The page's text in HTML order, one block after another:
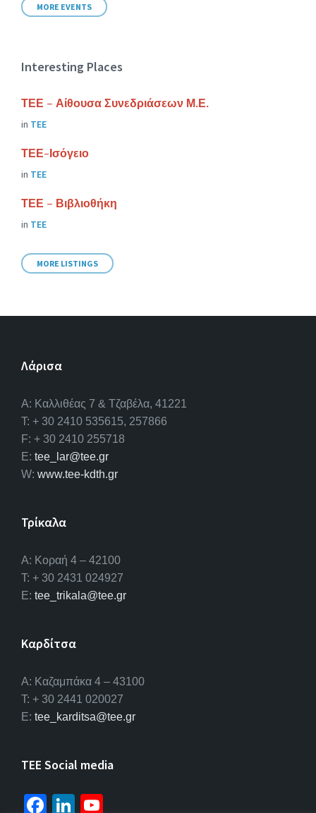
MORE EVENTS
Interesting Places
ΤΕΕ – Αίθουσα Συνεδριάσεων Μ.Ε.
in ΤΕΕ
ΤΕΕ-Ισόγειο
in ΤΕΕ
ΤΕΕ – Βιβλιοθήκη
in ΤΕΕ
MORE LISTINGS
Λάρισα
A: Καλλιθέας 7 & Τζαβέλα, 41221
T: + 30 2410 535615, 257866
F: + 30 2410 255718
E: tee_lar@tee.gr
W: www.tee-kdth.gr
Τρίκαλα
Α: Κοραή 4 – 42100
T: + 30 2431 024927
E: tee_trikala@tee.gr
Καρδίτσα
Α: Καζαμπάκα 4 – 43100
T: + 30 2441 020027
E: tee_karditsa@tee.gr
TEE Social media
Fa Li